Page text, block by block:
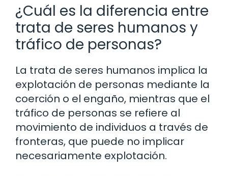
¿Cuál es la diferencia entre
trata de seres humanos y
tráfico de personas?
La trata de seres humanos implica la
explotación de personas mediante la
coerción o el engaño, mientras que el
tráfico de personas se refiere al
movimiento de individuos a través de
fronteras, que puede no implicar
necesariamente explotación.